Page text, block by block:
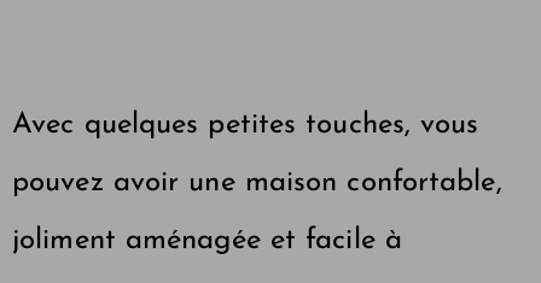
Avec quelques petites touches, vous
pouvez avoir une maison confortable,
joliment aménagée et facile à